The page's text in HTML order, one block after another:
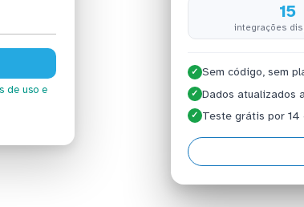
de uso e
15
integrações
✓ Sem código, sem
✓ Dados atualizados
✓ Teste grátis por 14